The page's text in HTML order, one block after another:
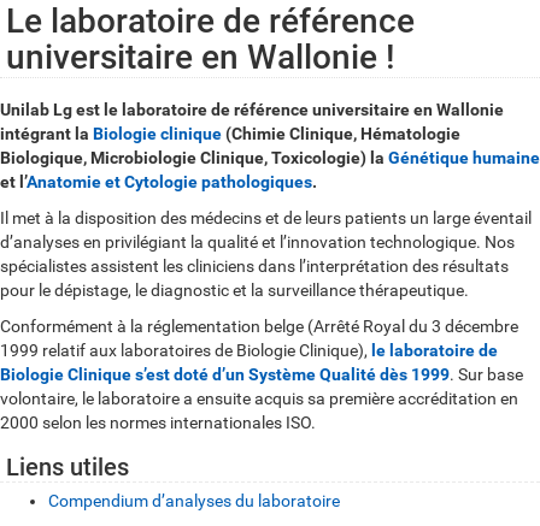
Le laboratoire de référence
universitaire en Wallonie !
Unilab Lg est le laboratoire de référence universitaire en Wallonie
intégrant la Biologie clinique(Chimie Clinique, Hématologie
Biologique, Microbiologie Clinique, Toxicologie) la Génétique humaine
et l’Anatomie et Cytologie pathologiques.
Il met à la disposition des médecins et de leurs patients un large éventail
d’analyses en privilégiant la qualité et l’innovation technologique. Nos
spécialistes assistent les cliniciens dans l’interprétation des résultats
pour le dépistage, le diagnostic et la surveillance thérapeutique.
Conformément à la réglementation belge (Arrêté Royal du 3 décembre
1999 relatif aux laboratoires de Biologie Clinique), le laboratoire de
Biologie Clinique s’est doté d’un Système Qualité dès 1999. Sur base
volontaire, le laboratoire a ensuite acquis sa première accréditation en
2000 selon les normes internationales ISO.
Liens utiles
Compendium d’analyses du laboratoire